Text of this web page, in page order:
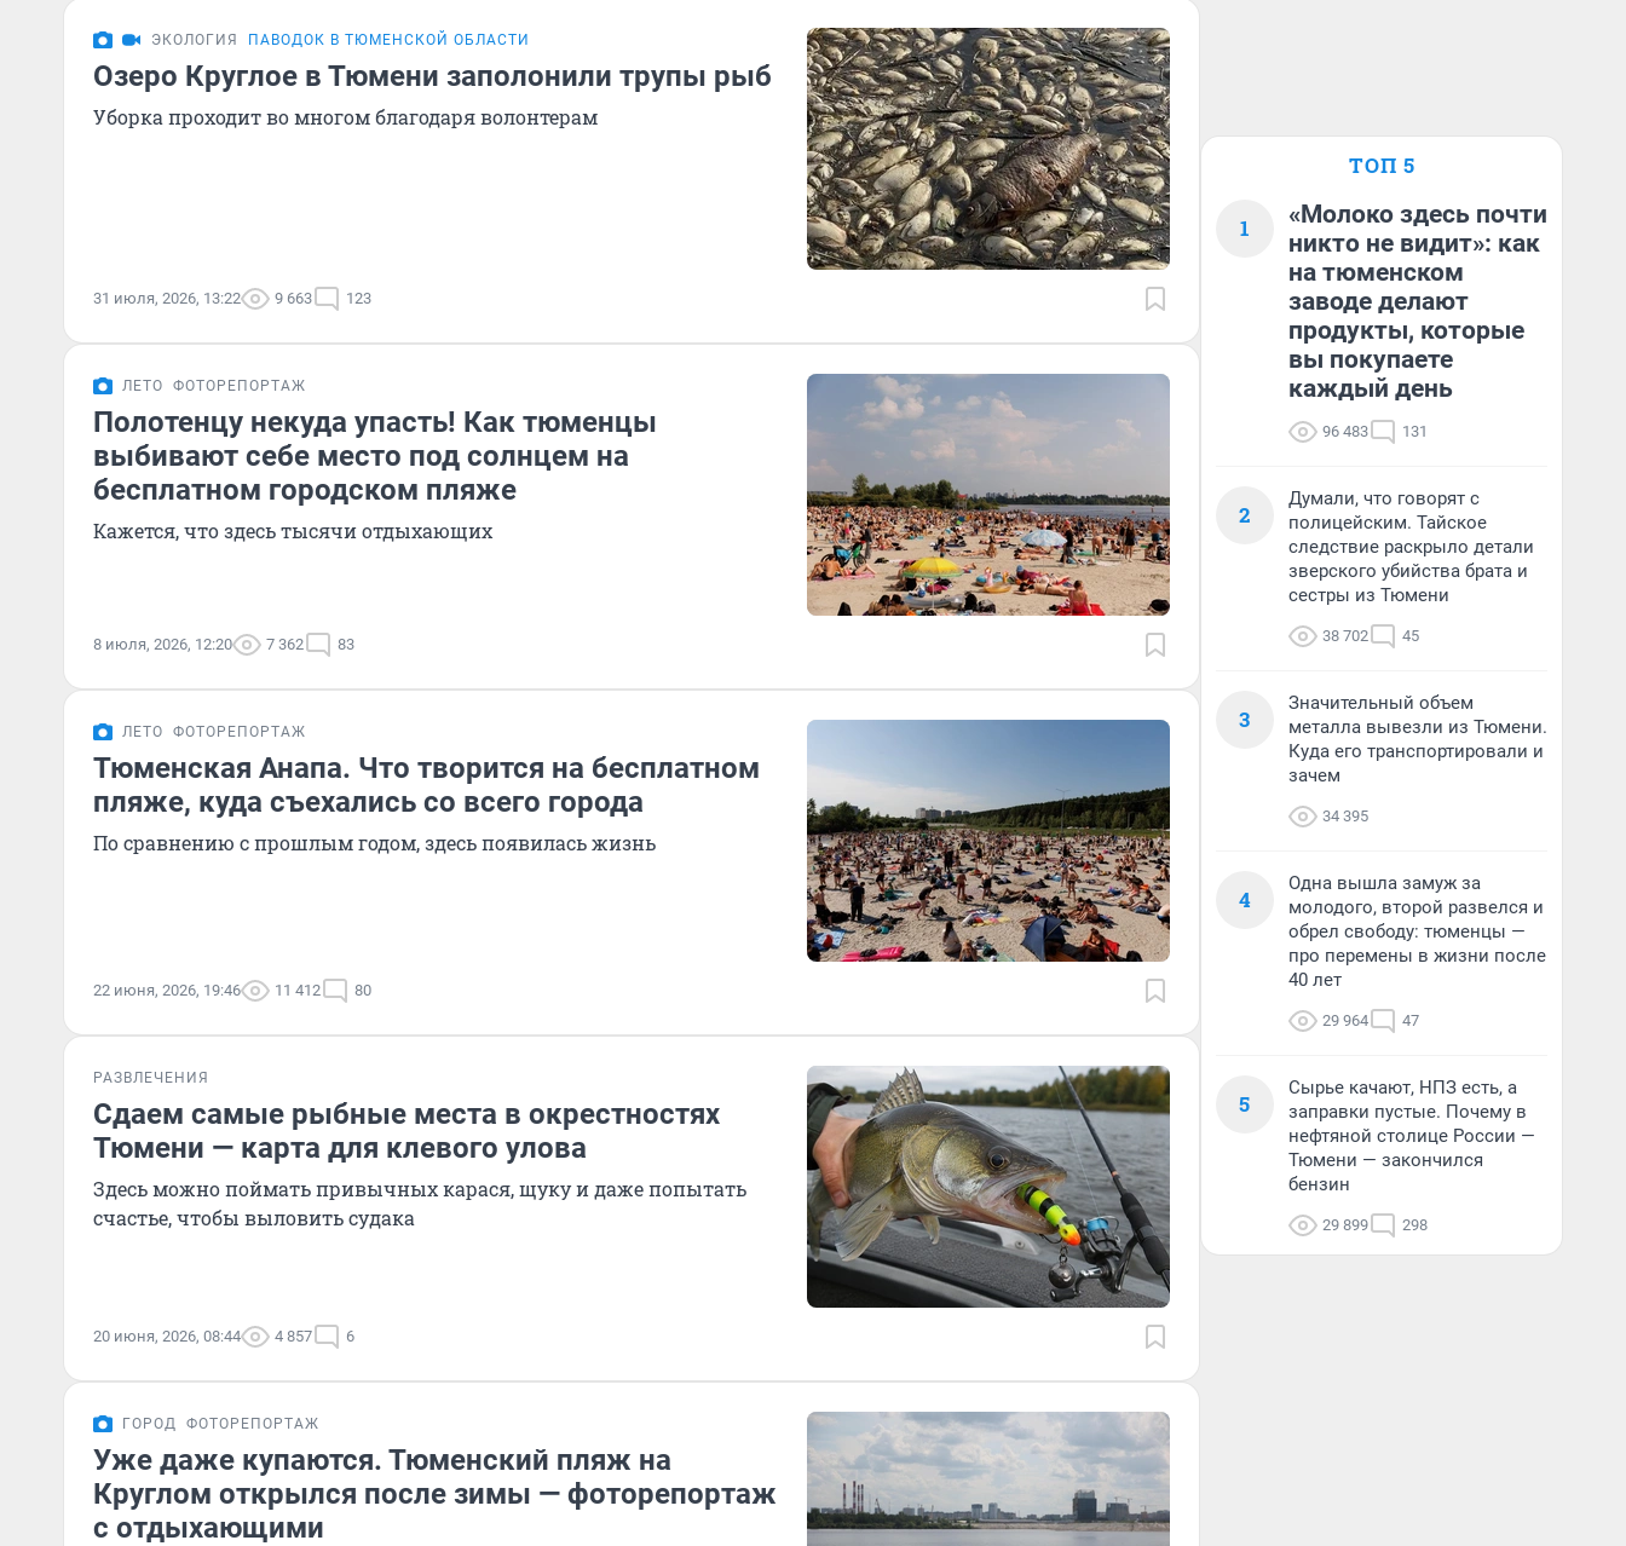
ЭКОЛОГИЯ ПАВОДОК В ТЮМЕНСКОЙ ОБЛАСТИ
Озеро Круглое в Тюмени заполонили трупы рыб
Уборка проходит во многом благодаря волонтерам
31 июля, 2026, 13:22 9 663 123
ЛЕТО ФОТОРЕПОРТАЖ
Полотенцу некуда упасть! Как тюменцы
выбивают себе место под солнцем на
бесплатном городском пляже
Кажется, что здесь тысячи отдыхающих
8 июля, 2026, 12:20 7 362 83
ЛЕТО ФОТОРЕПОРТАЖ
Тюменская Анапа. Что творится на бесплатном
пляже, куда съехались со всего города
По сравнению с прошлым годом, здесь появилась жизнь
22 июня, 2026, 19:46 11 412 80
РАЗВЛЕЧЕНИЯ
Cдаем самые рыбные места в окрестностях
Тюмени — карта для клевого улова
Здесь можно поймать привычных карася, щуку и даже попытать
счастье, чтобы выловить судака
20 июня, 2026, 08:44 4 857 6
ГОРОД ФОТОРЕПОРТАЖ
Уже даже купаются. Тюменский пляж на
Круглом открылся после зимы — фоторепортаж
с отдыхающими
ТОП 5
1
«Молоко здесь почти
никто не видит»: как
на тюменском
заводе делают
продукты, которые
вы покупаете
каждый день
96 483 131
2
Думали, что говорят с
полицейским. Тайское
следствие раскрыло детали
зверского убийства брата и
сестры из Тюмени
38 702 45
3
Значительный объем
металла вывезли из Тюмени.
Куда его транспортировали и
зачем
34 395
4
Одна вышла замуж за
молодого, второй развелся и
обрел свободу: тюменцы —
про перемены в жизни после
40 лет
29 964 47
5
Сырье качают, НПЗ есть, а
заправки пустые. Почему в
нефтяной столице России —
Тюмени — закончился
бензин
29 899 298